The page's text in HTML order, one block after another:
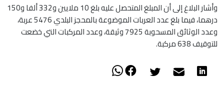
وأشار البلاغ إلى أن المبلغ المتحصل عليه بلغ 10 ملايين و332 ألفا و150
درهما، فيما بلغ عدد العربات الموضوعة بالمحجز البلدي 5476 عربة،
وعدد الوثائق المسحوبة 7925 وثيقة، وعدد المركبات التي خضعت
للتوقيف 638 مركبة.